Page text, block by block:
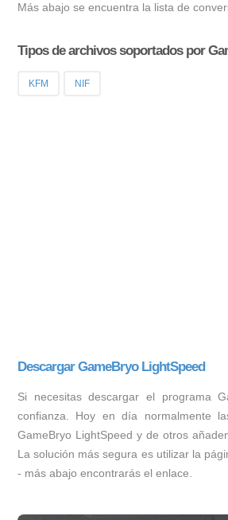
Más abajo se encuentra la lista de
Tipos de archivos soportados por
KFM NIF
Descargar GameBryo LightSpeed
Si necesitas descargar el programa
confianza. Hoy en día normalmente
GameBryo LightSpeed y de otros
La solución más segura es utilizar la
- más abajo encontrarás el enlace.